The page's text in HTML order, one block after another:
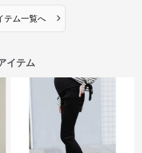
テム一覧へ ›
イテム